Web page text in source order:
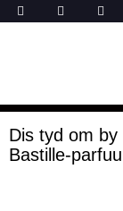
Dis tyd om
Bastille-